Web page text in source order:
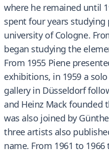
where he remained until
spent four years
university of Cologne.
began studying the
From 1955 Piene
exhibitions, in 1959 a
gallery in Düsseldorf
and Heinz Mack founded
was also joined by
three artists also
name. From 1961 to